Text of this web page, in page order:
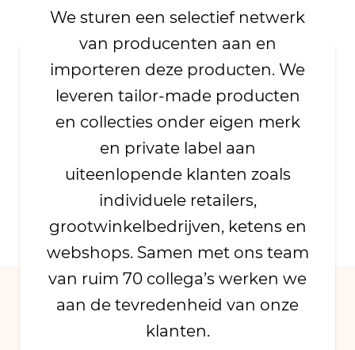
We sturen een selectief netwerk
van producenten aan en
importeren deze producten. We
leveren tailor-made producten
en collecties onder eigen merk
en private label aan
uiteenlopende klanten zoals
individuele retailers,
grootwinkelbedrijven, ketens en
webshops. Samen met ons team
van ruim 70 collega’s werken we
aan de tevredenheid van onze
klanten.